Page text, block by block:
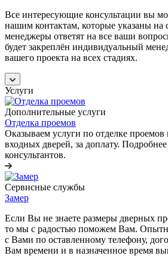
Все интересующие консультации вы
нашим контактам, которые указаны на
менеджеры ответят на все ваши
будет закреплён индивидуальный
вашего проекта на всех стадиях.
Услуги
Дополнительные услуги
Отделка проемов
Оказываем услуги по отделке проемов
входных дверей, за доплату.
консультантов.
Сервисные службы
Замер
Если Вы не знаете размеры дверных
то мы с радостью поможем Вам.
с Вами по оставленному телефону,
Вам времени и в назначенное время